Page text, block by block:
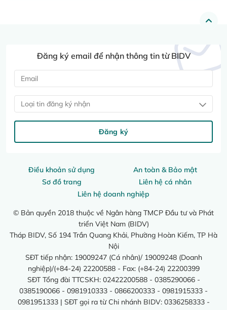
Điều khoản sử dụng
An toàn & Bảo mật
Sơ đồ trang
Liên hệ cá nhân
Liên hệ doanh nghiệp
© Bản quyền 2018 thuộc về Ngân hàng TMCP Đầu tư và Phát
triển Việt Nam (BIDV)
Tháp BIDV, Số 194 Trần Quang Khải, Phường Hoàn Kiếm, TP Hà
Nội
SĐT tiếp nhận: 19009247 (Cá nhân)/ 19009248 (Doanh
nghiệp)/(+84-24) 22200588 - Fax: (+84-24) 22200399
SĐT Tổng đài TTCSKH: 02422200588 - 0385290066 -
0385190066 - 0981910333 - 0866200333 - 0981915333 -
0981951333 | SĐT gọi ra từ Chi nhánh BIDV: 0336258333 -
Đăng ký email để nhận thông tin từ BIDV
Loại tin đăng ký nhận
Đăng ký